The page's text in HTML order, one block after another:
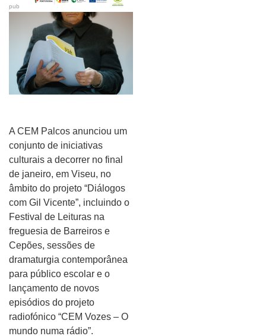
pub
A CEM Palcos anunciou um
conjunto de iniciativas
culturais a decorrer no final
de janeiro, em Viseu, no
âmbito do projeto “Diálogos
com Gil Vicente”, incluindo o
Festival de Leituras na
freguesia de Barreiros e
Cepões, sessões de
dramaturgia contemporânea
para público escolar e o
lançamento de novos
episódios do projeto
radiofónico “CEM Vozes – O
mundo numa rádio”.